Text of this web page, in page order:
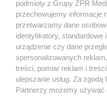
podmioty z Grupy ZPR
przechowujemy informacje
przetwarzamy dane
identyfikatory, standardowe
urządzenie czy dane
spersonalizowanych
treści, pomiar reklam i
ulepszanie usług. Za
Partnerzy możemy używać